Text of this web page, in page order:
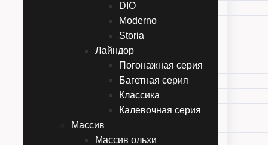
DIO
Moderno
Storia
Лайндор
Погонажная серия
Багетная серия
Классика
Калевочная серия
Массив
Массив ольхи
Magnetika
Геометрия
Диодор
DIO
Moderno
Storia
Лайндор
Багетная серия